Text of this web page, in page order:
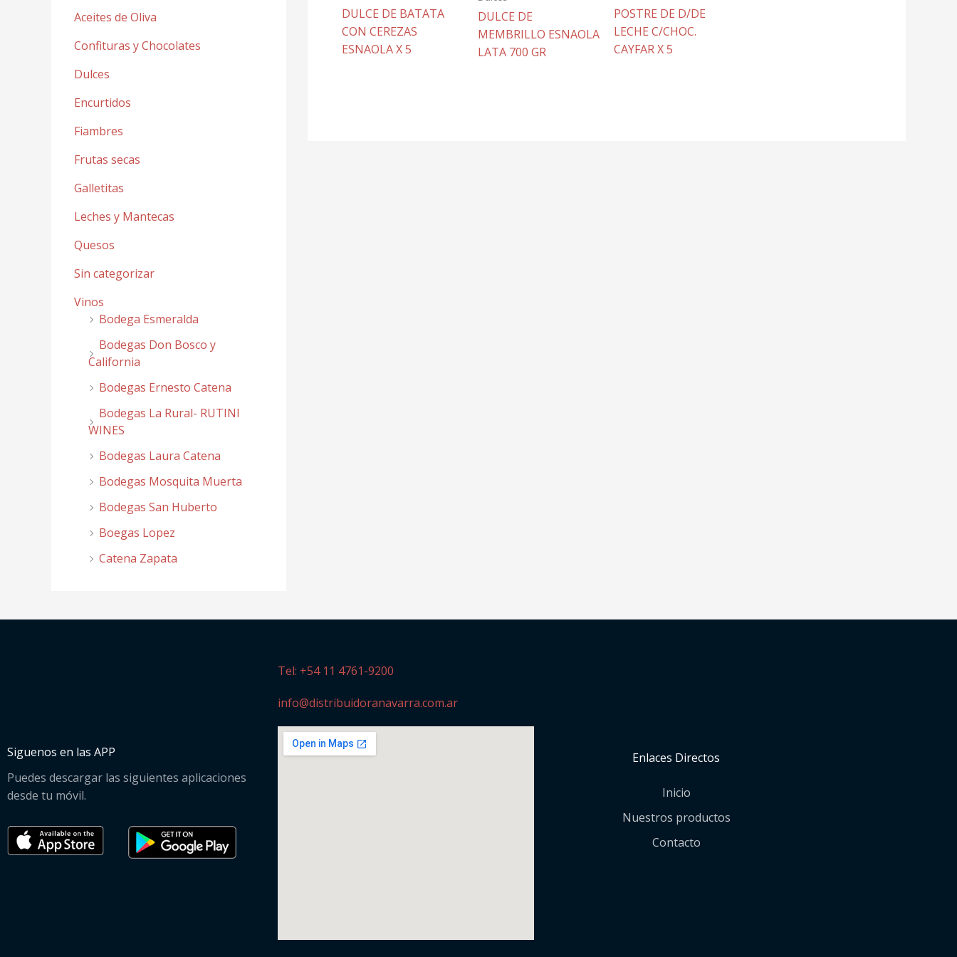
Aceites de Oliva
Confituras y Chocolates
Dulces
Encurtidos
Fiambres
Frutas secas
Galletitas
Leches y Mantecas
Quesos
Sin categorizar
Vinos
Bodega Esmeralda
Bodegas Don Bosco y
California
Bodegas Ernesto Catena
Bodegas La Rural- RUTINI
WINES
Bodegas Laura Catena
Bodegas Mosquita Muerta
Bodegas San Huberto
Boegas Lopez
Catena Zapata
DULCE DE BATATA
CON CEREZAS
ESNAOLA X 5
DULCE DE
MEMBRILLO ESNAOLA
LATA 700 GR
POSTRE DE D/DE
LECHE C/CHOC.
CAYFAR X 5
Siguenos en las APP
Puedes descargar las siguientes aplicaciones
desde tu móvil.
Tel: +54 11 4761-9200
info@distribuidoranavarra.com.ar
Enlaces Directos
Inicio
Nuestros productos
Contacto